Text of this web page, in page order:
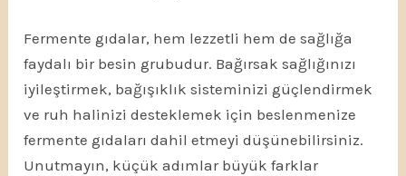
Fermente gıdalar, hem lezzetli hem de sağlığa
faydalı bir besin grubudur. Bağırsak sağlığınızı
iyileştirmek, bağışıklık sisteminizi güçlendirmek
ve ruh halinizi desteklemek için beslenmenize
fermente gıdaları dahil etmeyi düşünebilirsiniz.
Unutmayın, küçük adımlar büyük farklar